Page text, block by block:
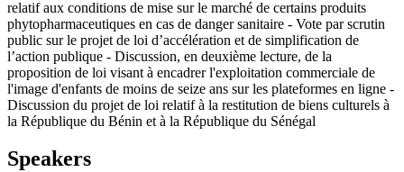
relatif aux conditions de mise sur le marché de certains produits
phytopharmaceutiques en cas de danger sanitaire - Vote par scrutin
public sur le projet de loi d’accélération et de simplification de
l’action publique - Discussion, en deuxième lecture, de la
proposition de loi visant à encadrer l'exploitation commerciale de
l'image d'enfants de moins de seize ans sur les plateformes en ligne -
Discussion du projet de loi relatif à la restitution de biens culturels à
la République du Bénin et à la République du Sénégal
Speakers